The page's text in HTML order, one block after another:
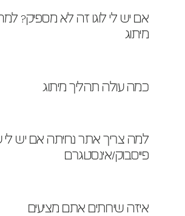
מיתוג
כמה עולה תהליך מיתוג
פייסבוק/אינסטגרם
איזה שירותים אתם מציעים